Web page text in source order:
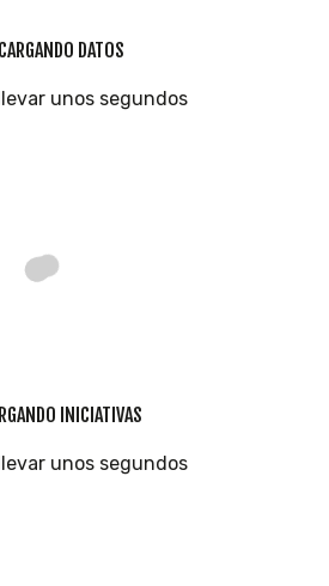
CARGANDO DATOS
unos segundos
INICIATIVAS
unos segundos